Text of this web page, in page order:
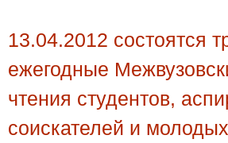
13.04.2012 состоятся
ежегодные
чтения студентов,
соискателей и